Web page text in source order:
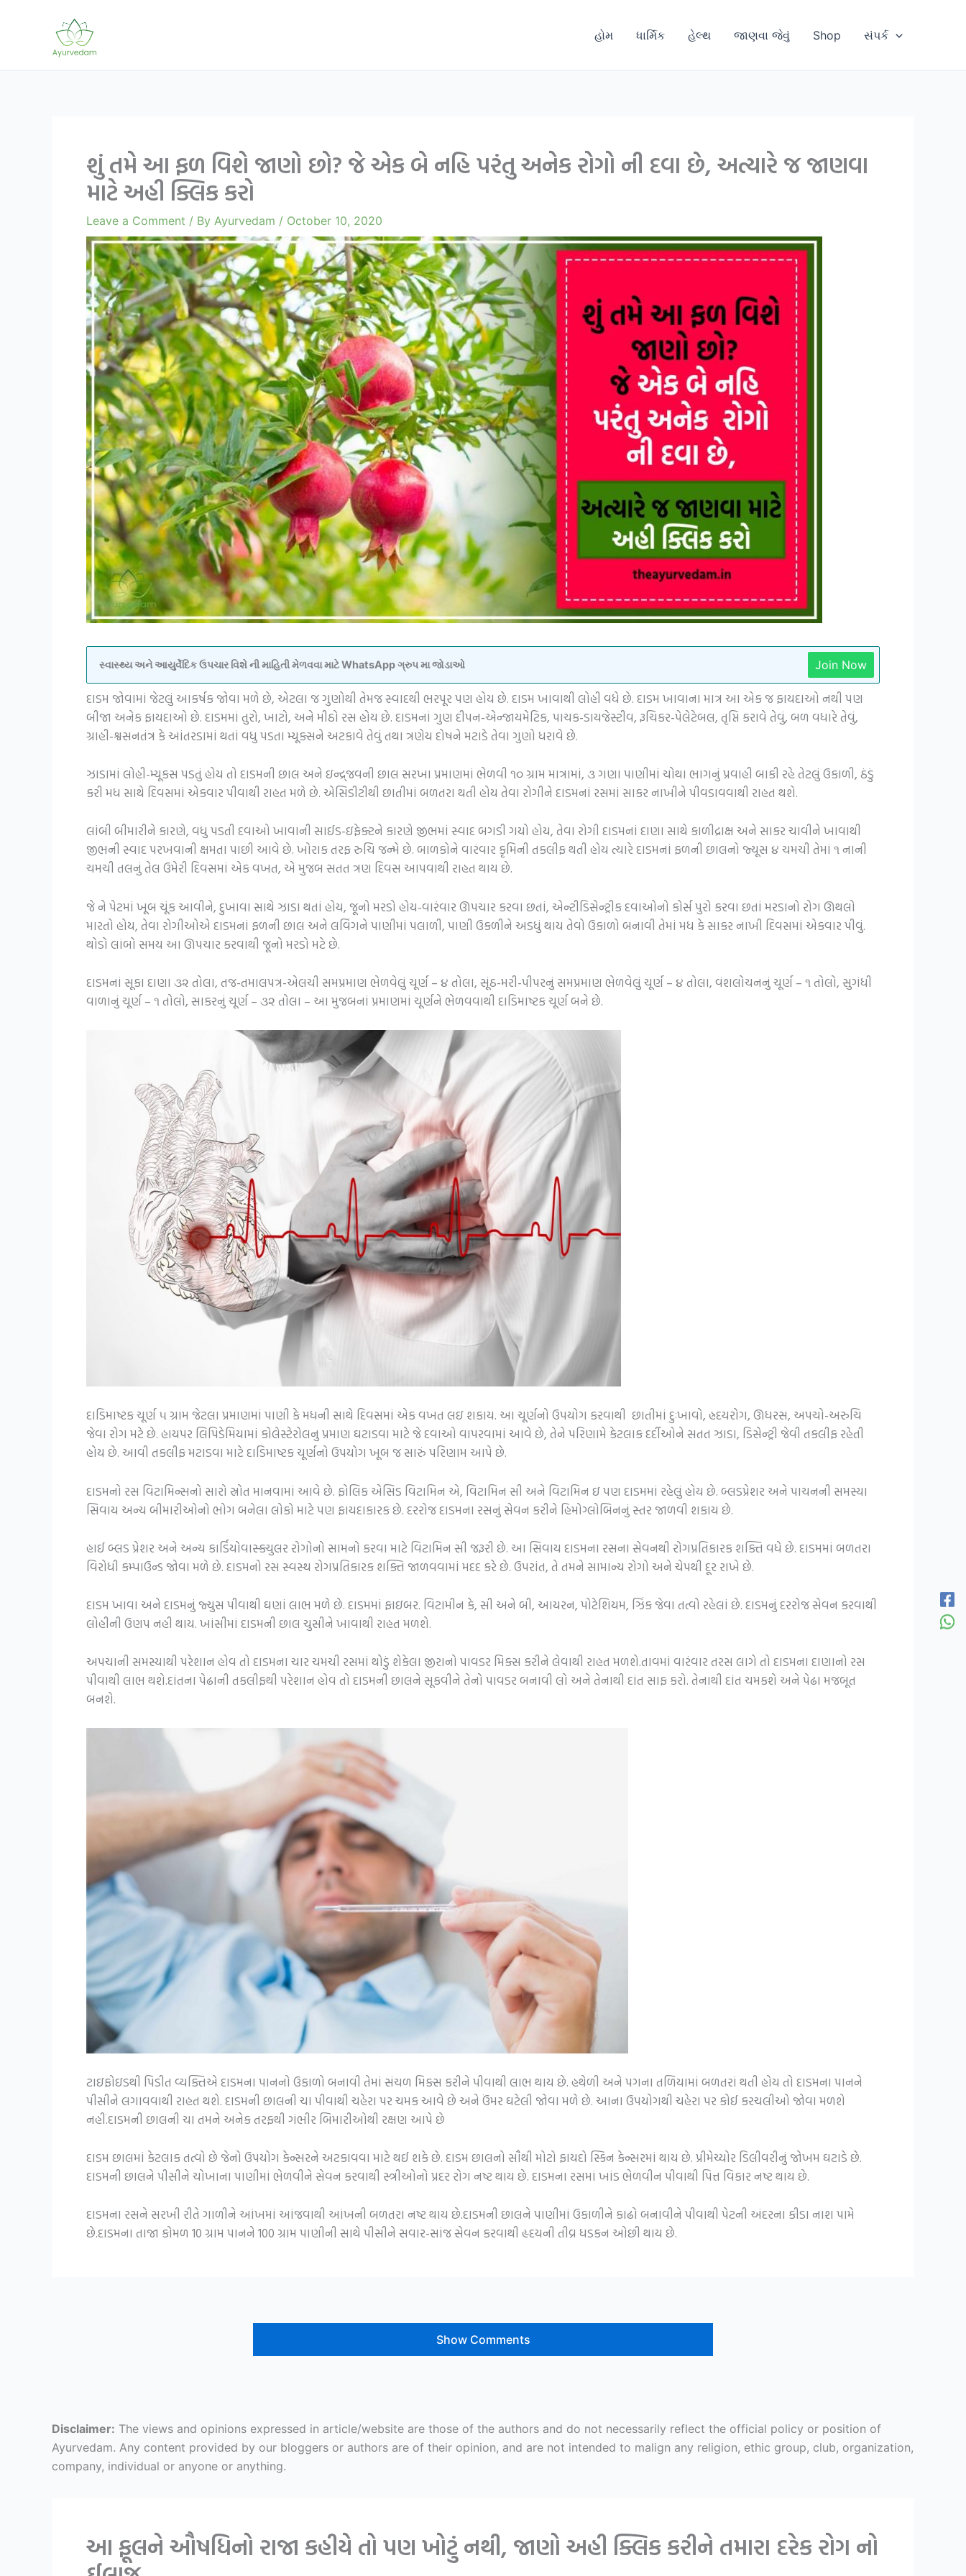
હોમ ધાર્મિક હેલ્થ જાણવા જેવું Shop સંપર્ક
શું તમે આ ફળ વિશે જાણો છો? જે એક બે નહિ પરંતુ અનેક રોગો ની દવા છે, અત્યારે જ જાણવા
માટે અહી ક્લિક કરો
Leave a Comment / By Ayurvedam / October 10, 2020
સ્વાસ્થ્ય અને આયુર્વેદિક ઉપચાર વિશે ની માહિતી મેળવવા માટે WhatsApp ગ્રુપ મા જોડાઓ Join Now
દાડમ જોવામાં જેટલું આકર્ષક જોવા મળે છે, એટલા જ ગુણોથી તેમજ સ્વાદથી ભરપૂર પણ હોય છે. દાડમ ખાવાથી લોહી વધે છે. દાડમ ખાવાના માત્ર આ એક જ ફાયદાઓ નથી પણ
બીજા અનેક ફાયદાઓ છે. દાડમમાં તુરો, ખાટો, અને મીઠો રસ હોય છે. દાડમનાં ગુણ દીપન-એન્જાયમેટિક, પાચક-ડાયજેસ્ટીવ, રૂચિકર-પેલેટેબલ, તૃપ્તિ કરાવે તેવું, બળ વધારે તેવું,
ગ્રાહી-શ્વસનતંત્ર કે આંતરડામાં થતાં વધુ પડતા મ્યૂક્સને અટકાવે તેવું તથા ત્રણેય દોષને મટાડે તેવા ગુણો ધરાવે છે.
ઝાડામાં લોહી-મ્યૂકસ પડતું હોય તો દાડમની છાલ અને ઇન્દ્ર્જવની છાલ સરખા પ્રમાણમાં ભેળવી ૧૦ ગ્રામ માત્રામાં, ૩ ગણા પાણીમાં ચોથા ભાગનું પ્રવાહી બાકી રહે તેટલું ઉકાળી, ઠંડું
કરી મધ સાથે દિવસમાં એકવાર પીવાથી રાહત મળે છે. એસિડીટીથી છાતીમાં બળતરા થતી હોય તેવા રોગીને દાડમનાં રસમાં સાકર નાખીને પીવડાવવાથી રાહત થશે.
લાંબી બીમારીને કારણે, વધુ પડતી દવાઓ ખાવાની સાઈડ-ઇફેક્ટને કારણે જીભમાં સ્વાદ બગડી ગયો હોય, તેવા રોગી દાડમનાં દાણા સાથે કાળીદ્રાક્ષ અને સાકર ચાવીને ખાવાથી
જીભની સ્વાદ પરખવાની ક્ષમતા પાછી આવે છે. ખોરાક તરફ રુચિ જન્મે છે. બાળકોને વારંવાર કૃમિની તકલીફ થતી હોય ત્યારે દાડમનાં ફળની છાલનો જ્યૂસ ૪ ચમચી તેમાં ૧ નાની
ચમચી તલનું તેલ ઉમેરી દિવસમાં એક વખત, એ મુજબ સતત ત્રણ દિવસ આપવાથી રાહત થાય છે.
જે ને પેટમાં ખૂબ ચૂંક આવીને, દુખાવા સાથે ઝાડા થતાં હોય, જૂનો મરડો હોય-વારંવાર ઊપચાર કરવા છતાં, એન્ટીડિસેન્ટ્રીક દવાઓનો કોર્સ પુરો કરવા છતાં મરડાનો રોગ ઊથલો
મારતો હોય, તેવા રોગીઓએ દાડમનાં ફળની છાલ અને લવિંગને પાણીમાં પલાળી, પાણી ઉકળીને અડધું થાય તેવો ઉકાળો બનાવી તેમાં મધ કે સાકર નાખી દિવસમાં એકવાર પીવું.
થોડો લાંબો સમય આ ઊપચાર કરવાથી જૂનો મરડો મટે છે.
દાડમનાં સૂકા દાણા ૩૨ તોલા, તજ-તમાલપત્ર-એલચી સમપ્રમાણ ભેળવેલું ચૂર્ણ – ૪ તોલા, સૂંઠ-મરી-પીપરનું સમપ્રમાણ ભેળવેલું ચૂર્ણ – ૪ તોલા, વંશલોચનનું ચૂર્ણ – ૧ તોલો, સુગંધી
વાળાનું ચૂર્ણ – ૧ તોલો, સાકરનું ચૂર્ણ – ૩૨ તોલા – આ મુજબનાં પ્રમાણમાં ચૂર્ણને ભેળવવાથી દાડિમાષ્ટક ચૂર્ણ બને છે.
દાડિમાષ્ટક ચૂર્ણ ૫ ગ્રામ જેટલા પ્રમાણમાં પાણી કે મધની સાથે દિવસમાં એક વખત લઇ શકાય. આ ચૂર્ણનો ઉપયોગ કરવાથી છાતીમાં દુઃખાવો, હ્રદયરોગ, ઊધરસ, અપચો-અરુચિ
જેવા રોગ મટે છે. હાયપર લિપિડેમિયામાં કોલેસ્ટેરોલનુ પ્રમાણ ઘટાડવા માટે જે દવાઓ વાપરવામાં આવે છે, તેને પરિણામે કેટલાક દર્દીઓને સતત ઝાડા, ડિસેન્ટ્રી જેવી તકલીફ રહેતી
હોય છે. આવી તકલીફ મટાડવા માટે દાડિમાષ્ટક ચૂર્ણનો ઉપયોગ ખૂબ જ સારું પરિણામ આપે છે.
દાડમનો રસ વિટામિન્સનો સારો સ્રોત માનવામાં આવે છે. ફોલિક એસિડ વિટામિન એ, વિટામિન સી અને વિટામિન ઇ પણ દાડમમાં રહેલું હોય છે. બ્લડપ્રેશર અને પાચનની સમસ્યા
સિવાય અન્ય બીમારીઓનો ભોગ બનેલા લોકો માટે પણ ફાયદાકારક છે. દરરોજ દાડમના રસનું સેવન કરીને હિમોગ્લોબિનનું સ્તર જાળવી શકાય છે.
હાઈ બ્લડ પ્રેશર અને અન્ય કાર્ડિયોવાસ્ક્યુલર રોગોનો સામનો કરવા માટે વિટામિન સી જરૂરી છે. આ સિવાય દાડમના રસના સેવનથી રોગપ્રતિકારક શક્તિ વધે છે. દાડમમાં બળતરા
વિરોધી કમ્પાઉન્ડ જોવા મળે છે. દાડમનો રસ સ્વસ્થ રોગપ્રતિકારક શક્તિ જાળવવામાં મદદ કરે છે. ઉપરાંત, તે તમને સામાન્ય રોગો અને ચેપથી દૂર રાખે છે.
દાડમ ખાવા અને દાડમનું જ્યુસ પીવાથી ઘણાં લાભ મળે છે. દાડમમાં ફાઇબર. વિટામીન કે, સી અને બી, આયરન, પોટેશિયમ, ઝિંક જેવા તત્વો રહેલાં છે. દાડમનું દરરોજ સેવન કરવાથી
લોહીની ઉણપ નહી થાય. ખાંસીમાં દાડમની છાલ ચુસીને ખાવાથી રાહત મળશે.
અપચાની સમસ્યાથી પરેશાન હોવ તો દાડમના ચાર ચમચી રસમાં થોડું શેકેલા જીરાનો પાવડર મિક્સ કરીને લેવાથી રાહત મળશે.તાવમાં વારંવાર તરસ લાગે તો દાડમના દાણાનો રસ
પીવાથી લાભ થશે.દાંતના પેઢાની તકલીફથી પરેશાન હોવ તો દાડમની છાલને સૂકવીને તેનો પાવડર બનાવી લો અને તેનાથી દાંત સાફ કરો. તેનાથી દાંત ચમકશે અને પેઢા મજબૂત
બનશે.
ટાઇફોઇડથી પિડીત વ્યક્તિએ દાડમના પાનનો ઉકાળો બનાવી તેમાં સંચળ મિક્સ કરીને પીવાથી લાભ થાય છે. હથેળી અને પગના તળિયામાં બળતરાં થતી હોય તો દાડમના પાનને
પીસીને લગાવવાથી રાહત થશે. દાડમની છાલની ચા પીવાથી ચહેરા પર ચમક આવે છે અને ઉંમર ઘટેલી જોવા મળે છે. આના ઉપયોગથી ચહેરા પર કોઈ કરચલીઓ જોવા મળશે
નહીં.દાડમની છાલની ચા તમને અનેક તરફથી ગંભીર બિમારીઓથી રક્ષણ આપે છે
દાડમ છાલમાં કેટલાક તત્વો છે જેનો ઉપયોગ કેન્સરને અટકાવવા માટે થઈ શકે છે. દાડમ છાલનો સૌથી મોટો ફાયદો સ્કિન કેન્સરમાં થાય છે. પ્રીમેચ્યોર ડિલીવરીનું જોખમ ઘટાડે છે.
દાડમની છાલને પીસીને ચોખાના પાણીમાં ભેળવીને સેવન કરવાથી સ્ત્રીઓનો પ્રદર રોગ નષ્ટ થાય છે. દાડમના રસમાં ખાંડ ભેળવીન પીવાથી પિત્ત વિકાર નષ્ટ થાય છે.
દાડમના રસને સરખી રીતે ગાળીને આંખમાં આંજવાથી આંખની બળતરા નષ્ટ થાય છે.દાડમની છાલને પાણીમાં ઉકાળીને કાઢો બનાવીને પીવાથી પેટની અંદરના કીડા નાશ પામે
છે.દાડમના તાજા કોમળ 10 ગ્રામ પાનને 100 ગ્રામ પાણીની સાથે પીસીને સવાર-સાંજ સેવન કરવાથી હૃદયની તીવ્ર ધડકન ઓછી થાય છે.
Show Comments
Disclaimer: The views and opinions expressed in article/website are those of the authors and do not necessarily reflect the official policy or position of
Ayurvedam. Any content provided by our bloggers or authors are of their opinion, and are not intended to malign any religion, ethic group, club, organization,
company, individual or anyone or anything.
આ ફૂલને ઔષધિનો રાજા કહીયે તો પણ ખોટું નથી, જાણો અહી ક્લિક કરીને તમારા દરેક રોગ નો